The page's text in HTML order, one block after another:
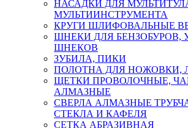
НАСАДКИ ДЛЯ
МУЛЬТИИНСТРУМЕНТА
КРУГИ ШЛИФОВАЛЬНЫЕ
ШНЕКИ ДЛЯ БЕНЗОБУРОВ,
ШНЕКОВ
ЗУБИЛА, ПИКИ
ПОЛОТНА ДЛЯ НОЖОВКИ,
ЩЕТКИ ПРОВОЛОЧНЫЕ,
АЛМАЗНЫЕ
СВЕРЛА АЛМАЗНЫЕ
СТЕКЛА И КАФЕЛЯ
СЕТКА АБРАЗИВНАЯ